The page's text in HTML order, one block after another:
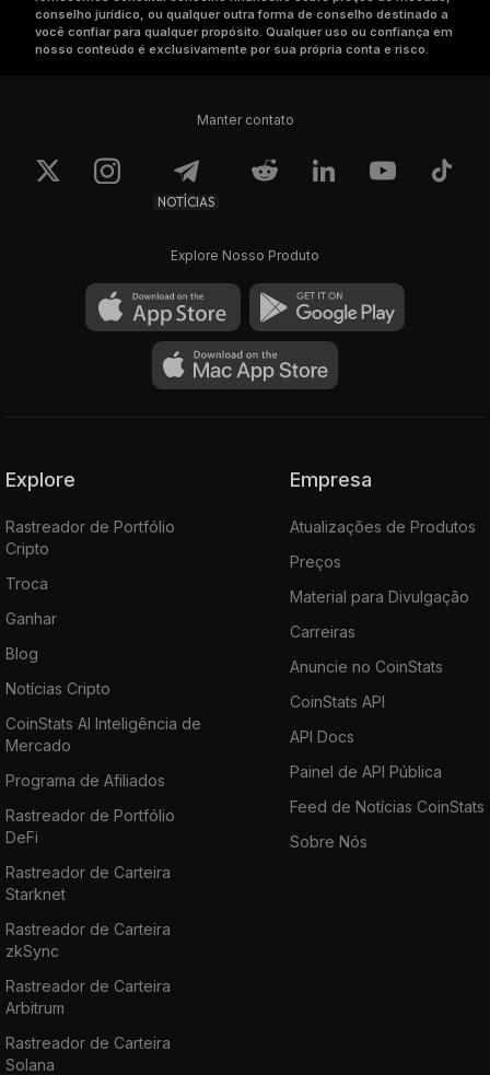
conselho jurídico, ou qualquer outra forma de conselho destinado a
você confiar para qualquer propósito. Qualquer uso ou confiança em
nosso conteúdo é exclusivamente por sua própria conta e risco.
Manter contato
NOTÍCIAS
Explore Nosso Produto
Explore
Rastreador de Portfólio
Cripto
Troca
Ganhar
Blog
Notícias Cripto
CoinStats AI Inteligência de
Mercado
Programa de Afiliados
Rastreador de Portfólio
DeFi
Rastreador de Carteira
Starknet
Rastreador de Carteira
zkSync
Rastreador de Carteira
Arbitrum
Rastreador de Carteira
Solana
Empresa
Atualizações de Produtos
Preços
Material para Divulgação
Carreiras
Anuncie no CoinStats
CoinStats API
API Docs
Painel de API Pública
Feed de Notícias CoinStats
Sobre Nós